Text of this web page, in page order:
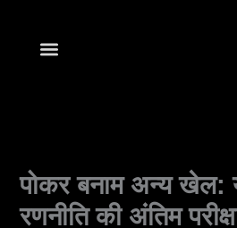
पोकर बनाम अन्य
रणनीति की अंतिम